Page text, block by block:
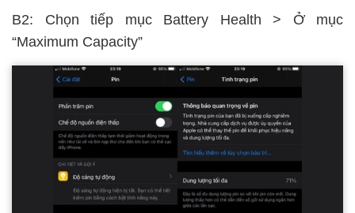
B2: Chọn tiếp mục Battery Health > Ở mục
“Maximum Capacity”